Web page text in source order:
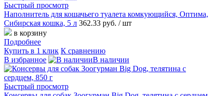
Быстрый просмотр
Наполнитель для кошачьего туалета комкующийся, Оптима,
Сибирская кошка, 5 л 362.33 руб. / шт
в корзину
Подробнее
Купить в 1 клик К сравнению
В избранное
В наличии
Быстрый просмотр